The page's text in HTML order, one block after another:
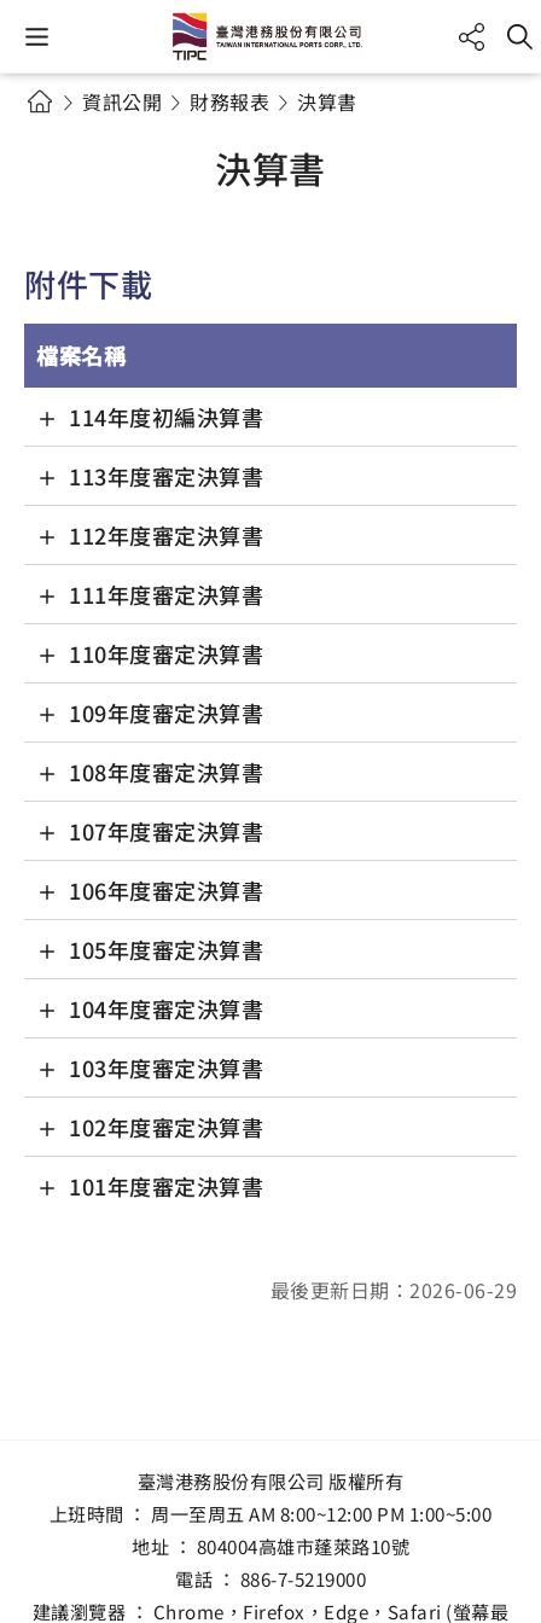
資訊公開 財務報表 決算書
決算書
附件下載
檔案名稱
114年度初編決算書
113年度審定決算書
112年度審定決算書
111年度審定決算書
110年度審定決算書
109年度審定決算書
108年度審定決算書
107年度審定決算書
106年度審定決算書
105年度審定決算書
104年度審定決算書
103年度審定決算書
102年度審定決算書
101年度審定決算書
最後更新日期：2026-06-29
臺灣港務股份有限公司 版權所有
上班時間 ： 周一至周五 AM 8:00~12:00 PM 1:00~5:00
地址 ： 804004高雄市蓬萊路10號
電話 ： 886-7-5219000
建議瀏覽器 ： Chrome，Firefox，Edge，Safari (螢幕最